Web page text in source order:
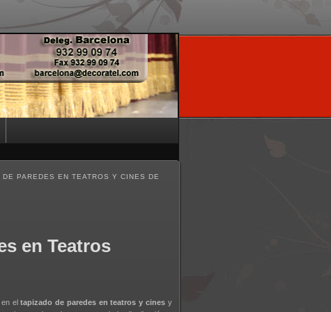
DE PAREDES EN TEATROS Y CINES DE
en Teatros
en eltapizado de paredes en teatros y cines y